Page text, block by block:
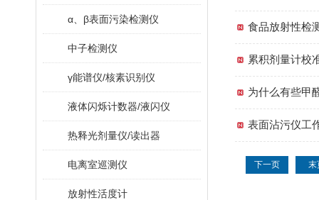
α、β表面污染检测仪
中子检测仪
γ能谱仪/核素识别仪
液体闪烁计数器/液闪仪
热释光剂量仪/读出器
电离室巡测仪
放射性活度计
食品放射性检
累积剂量计校
为什么有些甲
表面沾污仪工
下一页 末